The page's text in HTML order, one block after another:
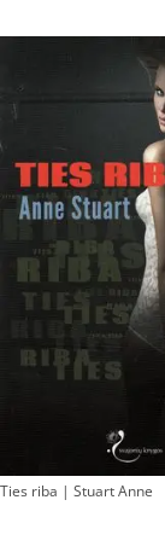
Ties riba | Stuart Anne